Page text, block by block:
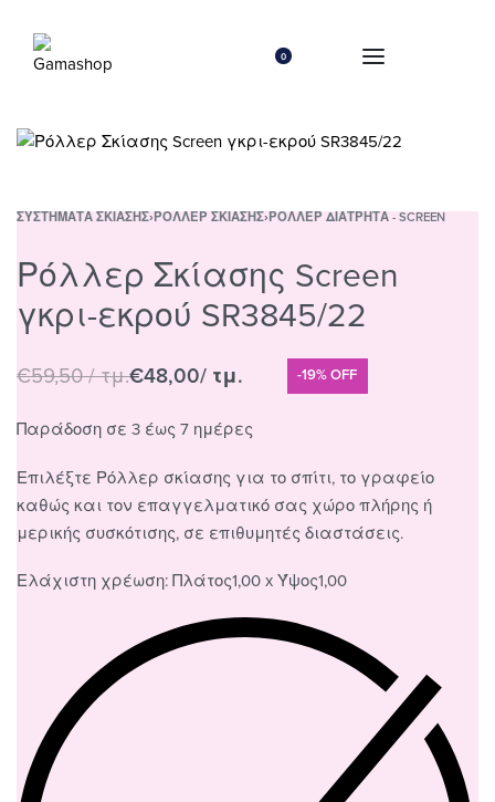
0
ΣΥΣΤΉΜΑΤΑ ΣΚΊΑΣΗΣ› ΡΌΛΛΕΡ ΣΚΊΑΣΗΣ› ΡΌΛΛΕΡ ΔΙΆΤΡΗΤΑ - SCREEN
Ρόλλερ Σκίασης Screen
γκρι-εκρού SR3845/22
€59,50/ τμ.€48,00/ τμ. -19% OFF
Παράδοση σε 3 έως 7 ημέρες
Επιλέξτε Ρόλλερ σκίασης για το σπίτι, το γραφείο
καθώς και τον επαγγελματικό σας χώρο πλήρης ή
μερικής συσκότισης, σε επιθυμητές διαστάσεις.
Ελάχιστη χρέωση: Πλάτος1,00 x Ύψος1,00